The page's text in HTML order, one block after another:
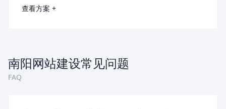
查看方案 +
南阳网站建设常见问题
FAQ